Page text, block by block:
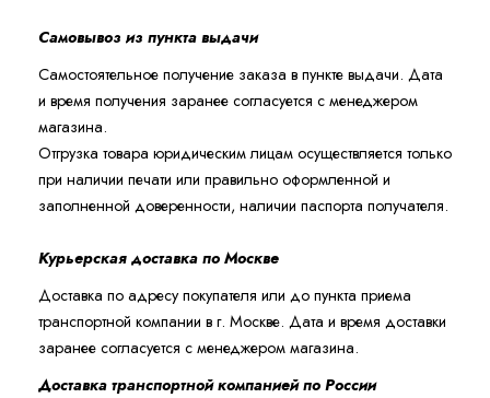
Самовывоз из пункта выдачи
Самостоятельное получение заказа в пункте выдачи. Дата
и время получения заранее согласуется с менеджером
магазина.
Отгрузка товара юридическим лицам осуществляется только
при наличии печати или правильно оформленной и
заполненной доверенности, наличии паспорта получателя.
Курьерская доставка по Москве
Доставка по адресу покупателя или до пункта приема
транспортной компании в г. Москве. Дата и время доставки
заранее согласуется с менеджером магазина.
Доставка транспортной компанией по России